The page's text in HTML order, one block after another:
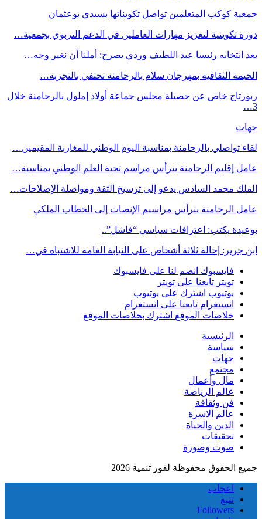
جمعية كوكب المتعلمين تواصل تكويناتها بسيدي بوعثمان
دورة تكوينية لتعزيز مهارات العاملين في الدعم التربوي بجمعية…
بعد انتخابه رئيسا عبد اللطيف وردي يصرح: أملنا أن نغير وجه…
الخيمة الثقافية بمهرجان سلام بالرحامنة تحتفي بالتجربة…
ربورتاج خاص عن حصيلة مجلس جماعة أولاد إملول بالرحامنة خلال
3…
جهات
لقاء تواصلي بالرحامنة بمناسبة اليوم الوطني للمغاربة المقيمين…
عامل إقليم الرحامنة يترأس مراسم تحية العلم الوطني بمناسبة…
الملك محمد السادس يدعو إلى ترسيخ الثقة ومواصلة الإصلاحات…
عامل الرحامنة يترأس مراسيم الإنصات إلى الخطاب الملكي
بوعيدة يكتب: اعترافات سياسي “فاشل”..
ابن جرير: إحالة ثلاثة أشخاص على النيابة العامة للاشتباه في…
فايسبوك انضم لنا على فايسبوك
تويتر تابعنا على تويتر
يوتيوب اشترك على يوتيوب
انستغرام تابعنا على انستغرام
خلاصات الموقع اشترك بخلاصات الموقع
الرئيسية
سياسة
جهات
مجتمع
مال وأعمال
عالم الرياضة
فن وثقافة
عالم الاسرة
الدين والحياة
تحقيقات
صوت وصورة
جميع الحقوق محفوظة لفور تنمية 2026
اعجاب
تتبع
Followers